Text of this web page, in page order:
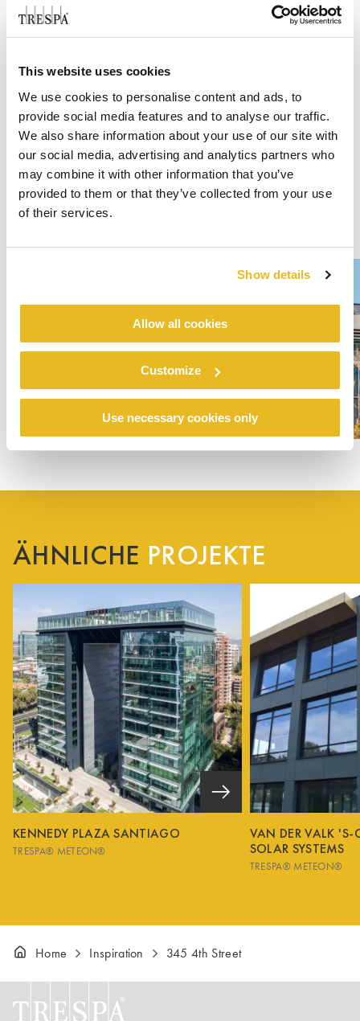
This website uses cookies
We use cookies to personalise content and ads, to
provide social media features and to analyse our traffic.
We also share information about your use of our site with
our social media, advertising and analytics partners who
may combine it with other information that you’ve
provided to them or that they’ve collected from your use
of their services.
Show details
Allow all cookies
Customize
Use necessary cookies only
ÄHNLICHE PROJEKTE
KENNEDY PLAZA SANTIAGO
TRESPA® METEON®
VAN DER VALK 'S-
SOLAR SYSTEMS
TRESPA® METEON®
Home Inspiration 345 4th Street